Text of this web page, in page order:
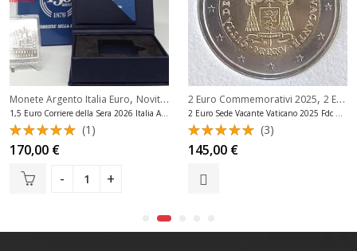
,Novità Ultimi Arrivi Euro
Monete Argento Italia Euro, Novità Ultimi Arrivi Euro
1,5 Euro Corriere della Sera 2026 Italia Argento Fdc
Valutato
5.00su 5
(1)
170,00 €
2 Euro Commemorativi 2025, 2 Euro Commemorativi Vaticano
2 Euro Sede Vacante Vaticano 2025 Fdc Rara
Valutato
5.00su 5
(3)
145,00 €